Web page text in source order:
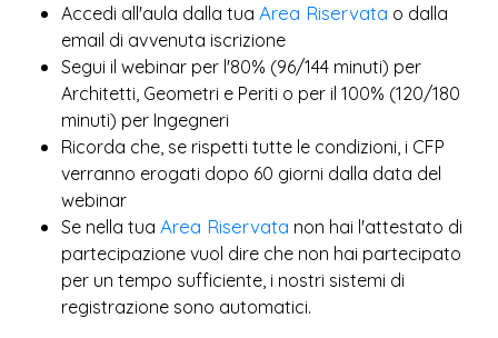
Accedi all'aula dalla tua Area Riservata o dalla
email di avvenuta iscrizione
Segui il webinar per l'80% (96/144 minuti) per
Architetti, Geometri e Periti o per il 100% (120/180
minuti) per Ingegneri
Ricorda che, se rispetti tutte le condizioni, i CFP
verranno erogati dopo 60 giorni dalla data del
webinar
Se nella tua Area Riservata non hai l'attestato di
partecipazione vuol dire che non hai partecipato
per un tempo sufficiente, i nostri sistemi di
registrazione sono automatici.